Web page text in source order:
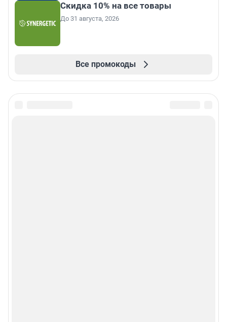
Скидка 10% на все товары
До 31 августа, 2026
Все промокоды